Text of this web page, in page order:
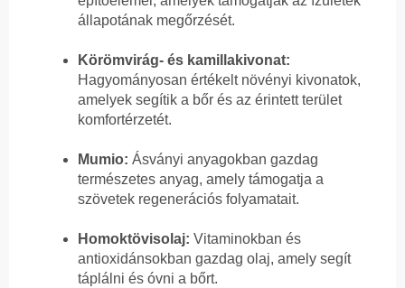
állapotának megőrzését.
Körömvirág- és kamillakivonat:
Hagyományosan értékelt növényi kivonatok,
amelyek segítik a bőr és az érintett terület
komfortérzetét.
Mumio: Ásványi anyagokban gazdag
természetes anyag, amely támogatja a
szövetek regenerációs folyamatait.
Homoktövisolaj: Vitaminokban és
antioxidánsokban gazdag olaj, amely segít
táplálni és óvni a bőrt.